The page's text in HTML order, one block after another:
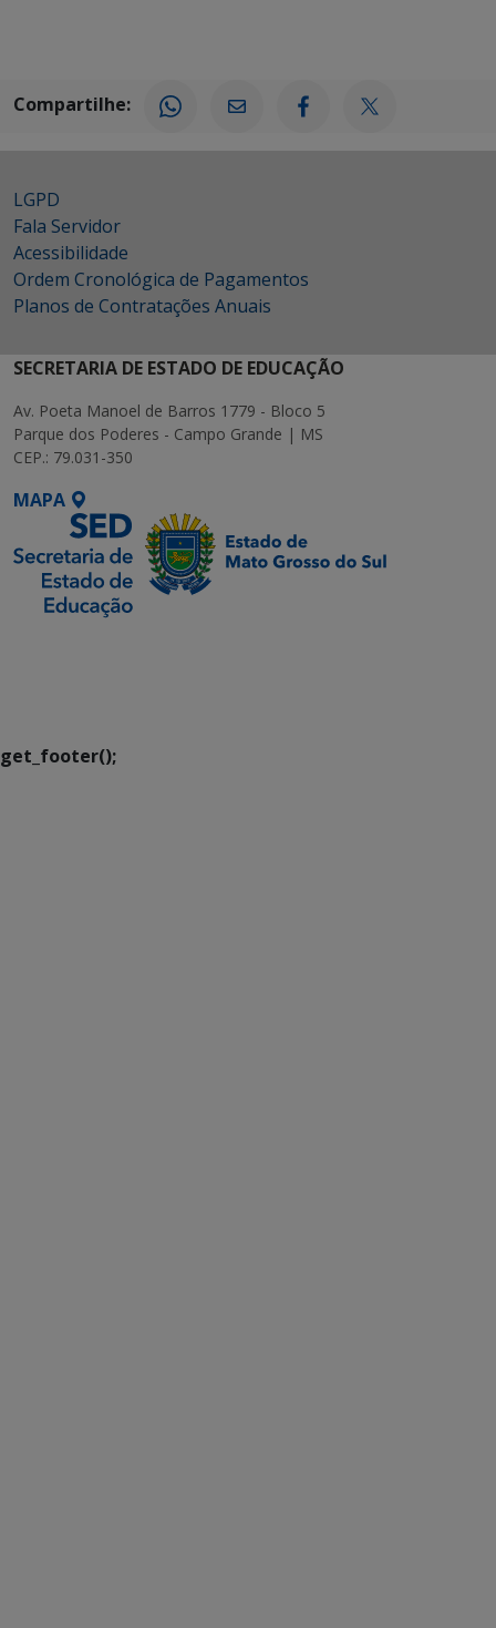
Compartilhe:
LGPD
Fala Servidor
Acessibilidade
Ordem Cronológica de Pagamentos
Planos de Contratações Anuais
SECRETARIA DE ESTADO DE EDUCAÇÃO
Av. Poeta Manoel de Barros 1779 - Bloco 5
Parque dos Poderes - Campo Grande | MS
CEP.: 79.031-350
MAPA
get_footer();